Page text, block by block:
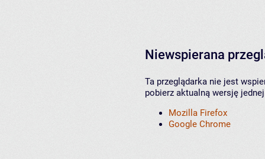
Niewspierana
Ta przeglądarka nie jest
pobierz aktualną wersję
Mozilla Firefox
Google Chrome